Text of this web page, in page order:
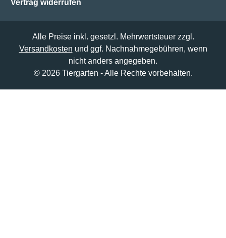
Vertrag widerrufen
Alle Preise inkl. gesetzl. Mehrwertsteuer zzgl.
Versandkosten und ggf. Nachnahmegebühren, wenn
nicht anders angegeben.
© 2026 Tiergarten - Alle Rechte vorbehalten.